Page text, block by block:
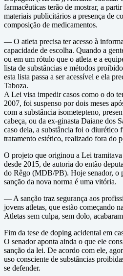
farmacêuticas terão de mostrar, a
materiais publicitários a presença de
composição de medicamentos.
— O atleta precisa ter acesso à
capacidade de escolha. Quando a
ou em um rótulo que o atleta e a
lista de substâncias e métodos
esta lista passa a ser acessível e ela
Taboza.
A Lei visa impedir casos como o do
2007, foi suspenso por dois meses
com a substância isometepteno,
cabeça, ou da ex-ginasta Daiane dos
caso dela, a substância foi o diurético
tratamento estético, realizado fora do
O projeto que originou a Lei
desde 2015, de autoria do então
do Rêgo (MDB/PB). Hoje senador, o
sanção da nova norma é uma vitória.
— A sanção traz segurança aos
jovens atletas, que estão começando
Atletas sem culpa, sem dolo,
Fim da tese de doping acidental em
O senador aponta ainda o que ele
sanção da lei. De acordo com ele,
uso consciente de substâncias
se defender.